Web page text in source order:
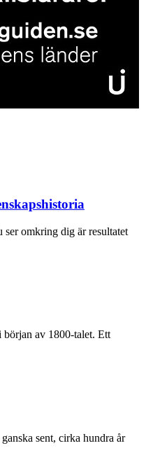
omkring dig är resultatet
början av 1800-talet. Ett
sent, cirka hundra år